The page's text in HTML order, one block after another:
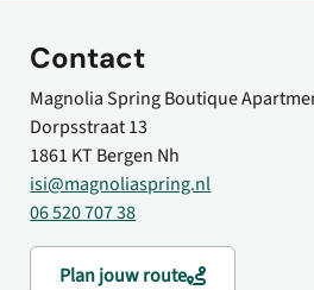
Contact
Magnolia Spring Boutique
Dorpsstraat 13
1861 KT Bergen Nh
isi@magnoliaspring.nl
06 520 707 38
Plan jouw route